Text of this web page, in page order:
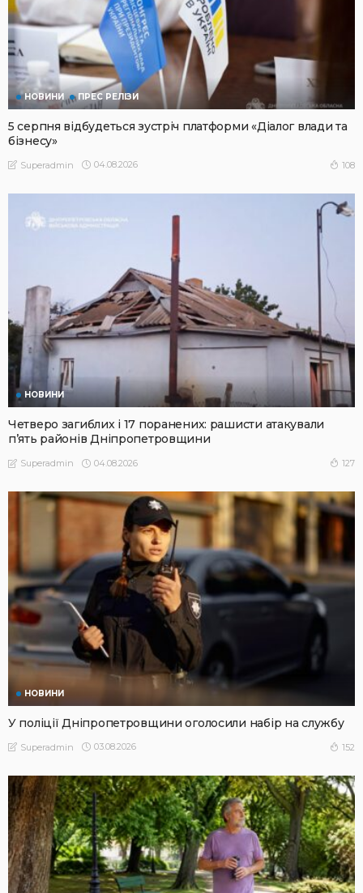
НОВИНИ ПРЕС РЕЛІЗИ
5 серпня відбудеться зустріч платформи «Діалог влади та
бізнесу»
Superadmin 04.08.2026 108
НОВИНИ
Четверо загиблих і 17 поранених: рашисти атакували
п’ять районів Дніпропетровщини
Superadmin 04.08.2026 127
НОВИНИ
У поліції Дніпропетровщини оголосили набір на службу
Superadmin 03.08.2026 152